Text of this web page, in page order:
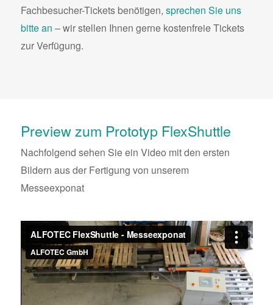
Fachbesucher-Tickets benötigen, sprechen Sie uns
bitte an – wir stellen Ihnen gerne kostenfreie Tickets
zur Verfügung.
Preview zum Prototyp FlexShuttle
Nachfolgend sehen Sie ein Video mit den ersten
Bildern aus der Fertigung von unserem
Messeexponat